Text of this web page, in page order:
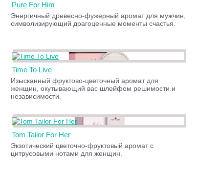
Pure For Him
Энергичный древесно-фужерный аромат для мужчин,
символизирующий драгоценные моменты счастья.
Time To Live
Изысканный фруктово-цветочный аромат для
женщин, окутывающий вас шлейфом решимости и
независимости.
Tom Tailor For Her
Экзотический цветочно-фруктовый аромат с
цитрусовыми нотами для женщин.